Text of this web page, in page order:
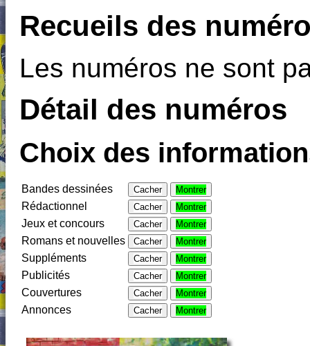
Recueils des
Les numéros ne sont
Détail des numéros
Choix des
Bandes dessinées Cacher Montrer
Rédactionnel Cacher Montrer
Jeux et concours Cacher Montrer
Romans et nouvelles Cacher Montrer
Suppléments Cacher Montrer
Publicités Cacher Montrer
Couvertures Cacher Montrer
Annonces Cacher Montrer